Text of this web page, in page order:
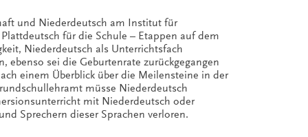
und Niederdeutsch am Institut für
für die Schule – Etappen auf dem
Niederdeutsch als Unterrichtsfach
ebenso sei die Geburtenrate zurückgegangen
einem Überblick über die Meilensteine in der
müsse Niederdeutsch
mit Niederdeutsch oder
Sprechern dieser Sprachen verloren.